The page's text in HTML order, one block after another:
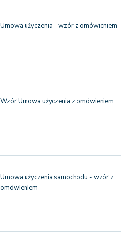
Umowa użyczenia - wzór z omówieniem
Wzór Umowa użyczenia z omówieniem
Umowa użyczenia samochodu - wzór z
omówieniem